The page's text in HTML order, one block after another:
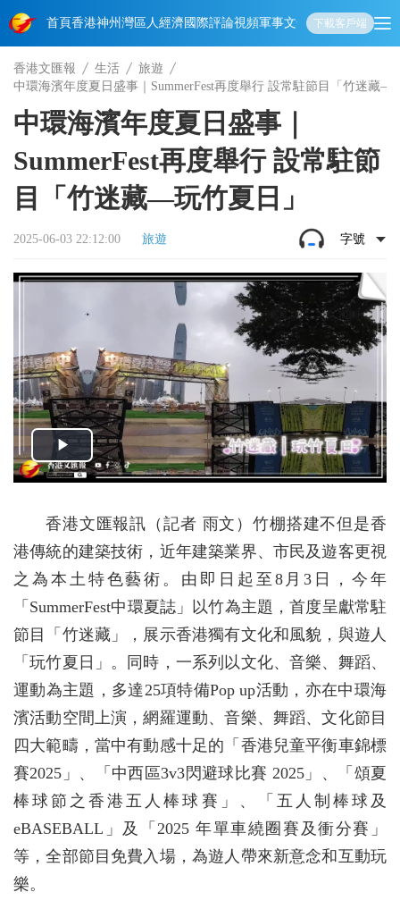
首頁香港神州 灣區人經濟國際評論視頻軍事文化 娛樂生活教育體
下載客戶端
香港文匯報 生活
旅遊
中環海濱年度夏日盛事｜SummerFest再度舉行 設常駐節目「竹迷藏—
中環海濱年度夏日盛事｜
SummerFest再度舉行 設常駐節
目「竹迷藏—玩竹夏日」
2025-06-03 22:12:00 旅遊 字號
香港文匯報訊（記者 雨文）竹棚搭建不但是香
港傳統的建築技術，近年建築業界、市民及遊客更視
之為本土特色藝術。由即日起至8月3日，今年
「SummerFest中環夏誌」以竹為主題，首度呈獻常駐
節目「竹迷藏」，展示香港獨有文化和風貌，與遊人
「玩竹夏日」。同時，一系列以文化、音樂、舞蹈、
運動為主題，多達25項特備Pop up活動，亦在中環海
濱活動空間上演，網羅運動、音樂、舞蹈、文化節目
四大範疇，當中有動感十足的「香港兒童平衡車錦標
賽2025」、「中西區3v3閃避球比賽 2025」、「頌夏
棒球節之香港五人棒球賽」、「五人制棒球及
eBASEBALL」及「2025 年單車繞圈賽及衝分賽」
等，全部節目免費入場，為遊人帶來新意念和互動玩
樂。